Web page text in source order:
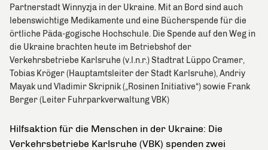
Partnerstadt Winnyzja in der Ukraine. Mit an Bord sind auch
lebenswichtige Medikamente und eine Bücherspende für die
örtliche Päda-gogische Hochschule. Die Spende auf den Weg in
die Ukraine brachten heute im Betriebshof der
Verkehrsbetriebe Karlsruhe (v.l.n.r.) Stadtrat Lüppo Cramer,
Tobias Kröger (Hauptamtsleiter der Stadt Karlsruhe), Andriy
Mayak und Vladimir Skripnik („Rosinen Initiative“) sowie Frank
Berger (Leiter Fuhrparkverwaltung VBK)
Hilfsaktion für die Menschen in der Ukraine: Die
Verkehrsbetriebe Karlsruhe (VBK) spenden zwei